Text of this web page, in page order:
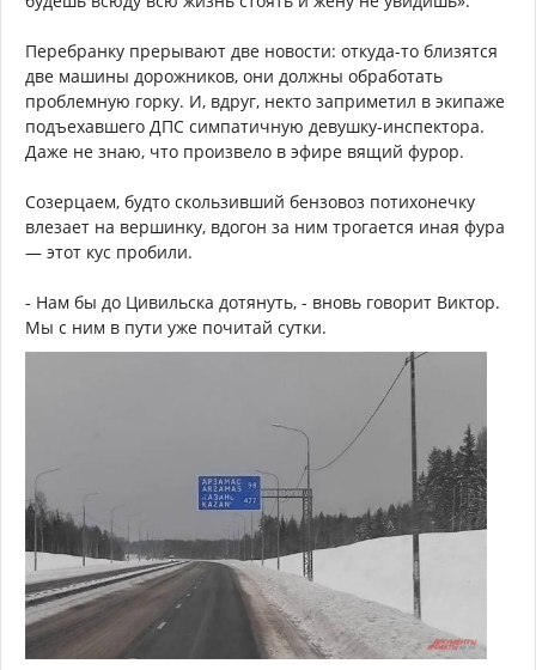
Перебранку прерывают две новости: откуда-то близятся
две машины дорожников, они должны обработать
проблемную горку. И, вдруг, некто заприметил в экипаже
подъехавшего ДПС симпатичную девушку-инспектора.
Даже не знаю, что произвело в эфире вящий фурор.
Созерцаем, будто скользивший бензовоз потихонечку
влезает на вершинку, вдогон за ним трогается иная фура
— этот кус пробили.
- Нам бы до Цивильска дотянуть, - вновь говорит Виктор.
Мы с ним в пути уже почитай сутки.